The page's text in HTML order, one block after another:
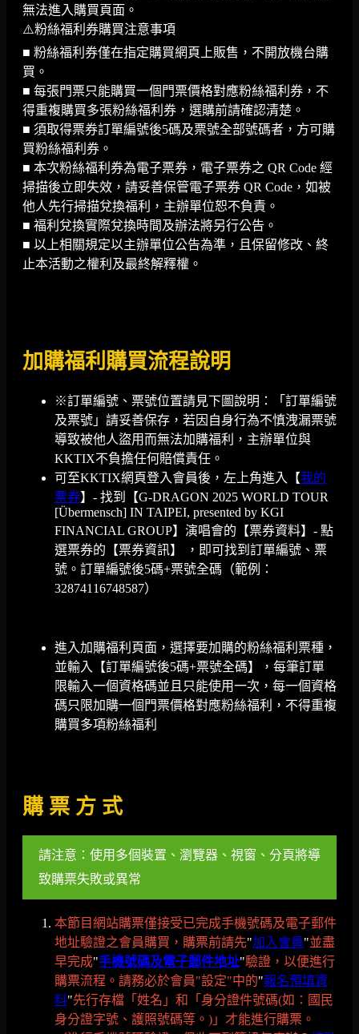
無法進入購買頁面​​。
⚠️粉絲福利券購買注意事項
■ 粉絲福利券僅在指定購買網頁上販售，不開放機台購
買。
■ 每張門票只能購買一個門票價格對應粉絲福利券，不
得重複購買多張粉絲福利券，選購前請確認清楚。
■ 須取得票券訂單編號後5碼及票號全部號碼者，方可購
買粉絲福利券。
■ 本次粉絲福利券為電子票券，電子票券之 QR Code 經
掃描後立即失效，請妥善保管電子票券 QR Code，如被
他人先行掃描兌換福利，主辦單位恕不負責。
■ 福利兌換實際兌換時間及辦法將另行公告。
■ 以上相關規定以主辦單位公告為準，且保留修改、終
止本活動之權利及最終解釋權。
加購福利購買流程說明
※訂單編號、票號位置請見下圖說明：「訂單編號
及票號」請妥善保存，若因自身行為不慎洩漏票號
導致被他人盜用而無法加購福利，主辦單位與
KKTIX不負擔任何賠償責任。
可至KKTIX網頁登入會員後，左上角進入【我的
票券】- 找到【G-DRAGON 2025 WORLD TOUR
[Übermensch] IN TAIPEI, presented by KGI
FINANCIAL GROUP】演唱會的【票券資料】- 點
選票券的【票券資訊】 ，即可找到訂單編號、票
號。訂單編號後5碼+票號全碼（範例：
32874116748587）
進入加購福利頁面，選擇要加購的粉絲福利票種，
並輸入【訂單編號後5碼+票號全碼】，每筆訂單
限輸入一個資格碼並且只能使用一次，每一個資格
碼只限加購一個門票價格對應粉絲福利，不得重複
購買多項粉絲福利
購 票 方 式
請注意：使用多個裝置、瀏覽器、視窗、分頁將導
致購票失敗或異常
本節目網站購票僅接受已完成手機號碼及電子郵件
地址驗證之會員購買，購票前請先"加入會員"並盡
早完成"手機號碼及電子郵件地址"驗證，以便進行
購票流程。請務必於會員"設定"中的"報名預填資
料"先行存檔「姓名」和「身分證件號碼(如：國民
身分證字號、護照號碼等。)」才能進行購票。